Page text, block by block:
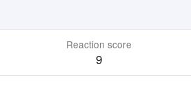
Reaction score
9